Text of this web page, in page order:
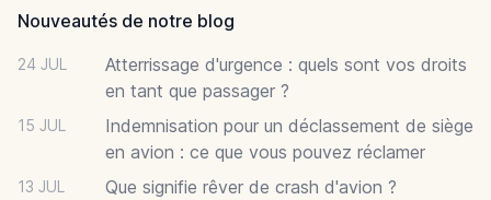
Nouveautés de notre blog
24 JUL
Atterrissage d'urgence : quels sont vos droits
en tant que passager ?
15 JUL
Indemnisation pour un déclassement de siège
en avion : ce que vous pouvez réclamer
13 JUL Que signifie rêver de crash d'avion ?